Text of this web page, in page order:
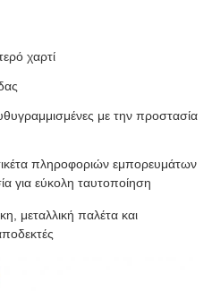
χαρτί
με την προστασία
πληροφοριών εμπορευμάτων
για εύκολη ταυτοποίηση
μεταλλική παλέτα και